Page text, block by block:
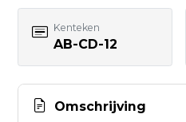
Kenteken
AB-CD-12
Omschrijving